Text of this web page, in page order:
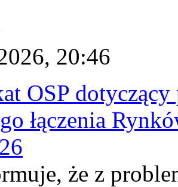
20:46
OSP
łączenia
że z